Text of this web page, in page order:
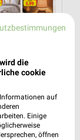
die
cookie
auf
Einige
öffnen